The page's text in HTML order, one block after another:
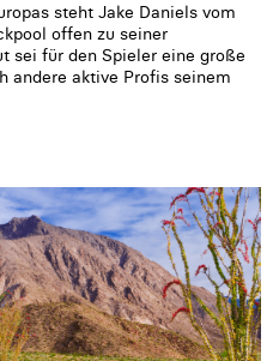
steht Jake Daniels vom
offen zu seiner
sei für den Spieler eine große
andere aktive Profis seinem